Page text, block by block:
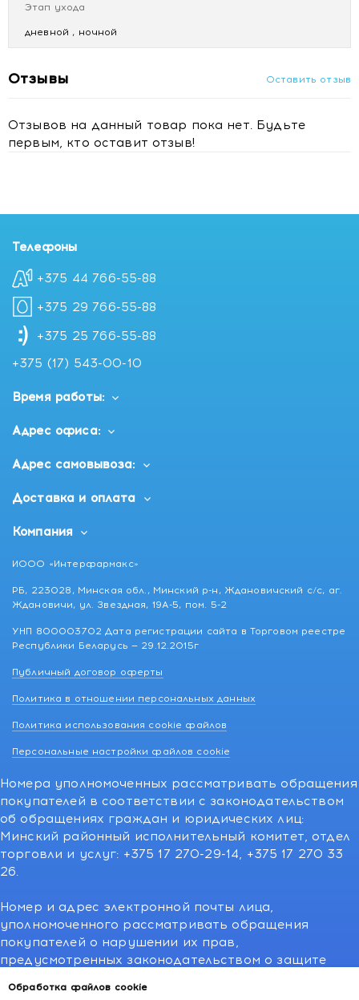
Этап ухода
дневной , ночной
Отзывы Оставить отзыв
Отзывов на данный товар пока нет. Будьте
первым, кто оставит отзыв!
Обработка файлов cookie
Телефоны
+375 44 766-55-88
+375 29 766-55-88
+375 25 766-55-88
+375 (17) 543-00-10
Время работы:
Адрес офиса:
Адрес самовывоза:
Доставка и оплата
Компания
ИООО «Интерфармакс»
РБ, 223028, Минская обл., Минский р-н, Ждановичский с/с, аг.
Ждановичи, ул. Звездная, 19А-5, пом. 5-2
УНП 800003702 Дата регистрации сайта в Торговом реестре
Республики Беларусь — 29.12.2015г
Публичный договор оферты
Политика в отношении персональных данных
Политика использования cookie файлов
Персональные настройки файлов cookie
Номера уполномоченных рассматривать обращения
покупателей в соответствии с законодательством
об обращениях граждан и юридических лиц:
Минский районный исполнительный комитет, отдел
торговли и услуг: +375 17 270-29-14, +375 17 270 33
26.
Номер и адрес электронной почты лица,
уполномоченного рассматривать обращения
покупателей о нарушении их прав,
предусмотренных законодательством о защите
операторов), info@kakvapteke.by